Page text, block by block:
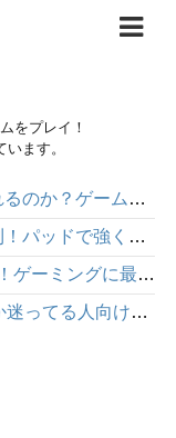
をプレイ！
ます。
BF6 パッド勢は背面ボタンで強くなれるのか？ゲームパッド「HEXGAMING PHANTOM」感想レビュー
BF6 エイム中にしゃがめないのは不利！パッドで強くなりたいなら背面ボタンを使った方が絶対にいい
ソニー INZONE H9Ⅱレビューまとめ！ゲーミングに最適な高性能ワイヤレスヘッドホン
エルデンリング ナイトレインを買うか迷ってる人向け｜面白さや注意点を正直にレビュー